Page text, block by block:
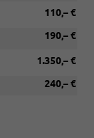
110,– €
190,– €
1.350,– €
240,– €